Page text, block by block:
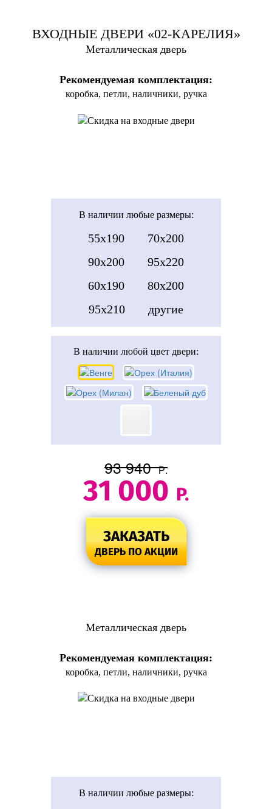
ВХОДНЫЕ ДВЕРИ «02-КАРЕЛИЯ»
Металлическая дверь
Рекомендуемая комплектация:
коробка, петли, наличники, ручка
В наличии любые размеры:
55x190
70x200
90x200
95x220
60x190
80x200
95x210
другие
В наличии любой цвет двери:
93 940 Р.
31 000 Р.
ЗАКАЗАТЬ
ДВЕРЬ ПО АКЦИИ
Металлическая дверь
Рекомендуемая комплектация:
коробка, петли, наличники, ручка
В наличии любые размеры: